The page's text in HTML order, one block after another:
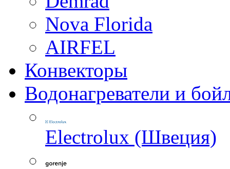
Nova Florida
AIRFEL
Конвекторы
Водонагреватели и
Electrolux (Швеция)